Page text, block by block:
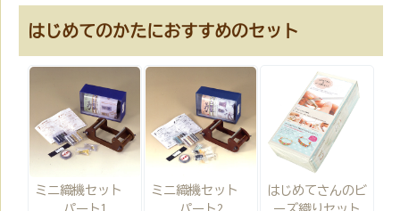
はじめてのかたにおすすめのセット
ミニ織機セット
ミニ織機セット
はじめてさんのビ